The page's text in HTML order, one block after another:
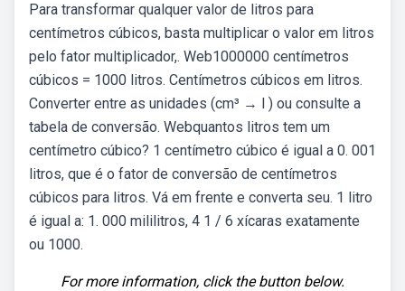
Para transformar qualquer valor de litros para
centímetros cúbicos, basta multiplicar o valor em litros
pelo fator multiplicador,. Web1000000 centímetros
cúbicos = 1000 litros. Centímetros cúbicos em litros.
Converter entre as unidades (cm³ → l ) ou consulte a
tabela de conversão. Webquantos litros tem um
centímetro cúbico? 1 centímetro cúbico é igual a 0. 001
litros, que é o fator de conversão de centímetros
cúbicos para litros. Vá em frente e converta seu. 1 litro
é igual a: 1. 000 mililitros, 4 1 / 6 xícaras exatamente
ou 1000.
For more information, click the button below.